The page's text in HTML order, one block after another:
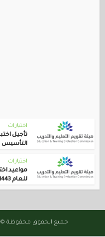
اختبارات
تأجيل
التأسيس
اختبارات
مواعيد
للعام 1443هـ
جميع الحقوق محفوظة © 2026. موقع التعليم السعودي